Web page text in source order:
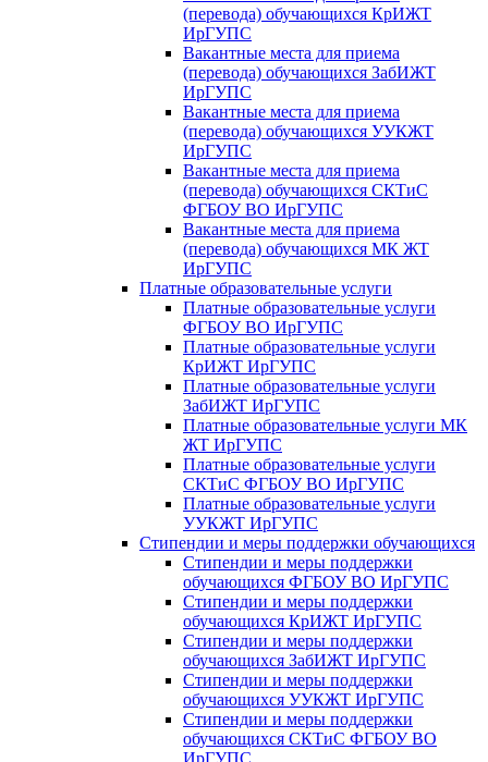
(перевода) обучающихся КрИЖТ
ИрГУПС
Вакантные места для приема
(перевода) обучающихся ЗабИЖТ
ИрГУПС
Вакантные места для приема
(перевода) обучающихся УУКЖТ
ИрГУПС
Вакантные места для приема
(перевода) обучающихся СКТиС
ФГБОУ ВО ИрГУПС
Вакантные места для приема
(перевода) обучающихся МК ЖТ
ИрГУПС
Платные образовательные услуги
Платные образовательные услуги
ФГБОУ ВО ИрГУПС
Платные образовательные услуги
КрИЖТ ИрГУПС
Платные образовательные услуги
ЗабИЖТ ИрГУПС
Платные образовательные услуги МК
ЖТ ИрГУПС
Платные образовательные услуги
СКТиС ФГБОУ ВО ИрГУПС
Платные образовательные услуги
УУКЖТ ИрГУПС
Стипендии и меры поддержки обучающихся
Стипендии и меры поддержки
обучающихся ФГБОУ ВО ИрГУПС
Стипендии и меры поддержки
обучающихся КрИЖТ ИрГУПС
Стипендии и меры поддержки
обучающихся ЗабИЖТ ИрГУПС
Стипендии и меры поддержки
обучающихся УУКЖТ ИрГУПС
Стипендии и меры поддержки
обучающихся СКТиС ФГБОУ ВО
ИрГУПС